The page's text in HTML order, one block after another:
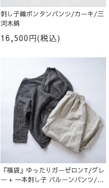
刺し子織ボンタンパンツ/カーキ/三
河木綿
16,500円(税込)
『福袋』ゆったりガーゼロンT/グレ
ー + 一本刺し子 バルーンパンツ/生